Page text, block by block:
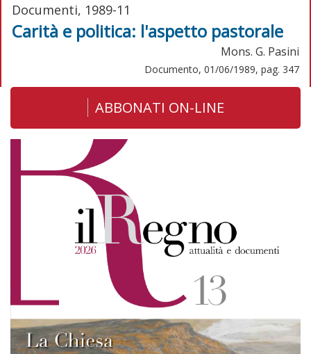
Documenti, 1989-11
Carità e politica: l'aspetto pastorale
Mons. G. Pasini
Documento, 01/06/1989, pag. 347
ABBONATI ON-LINE